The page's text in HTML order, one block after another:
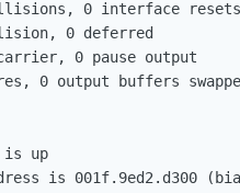
0 interface resets
0 deferred
0 pause output
output buffers
is up
is 001f.9ed2.d300 (bia